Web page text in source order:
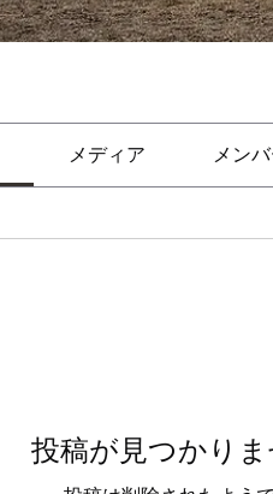
メディア メン
投稿が見つかり